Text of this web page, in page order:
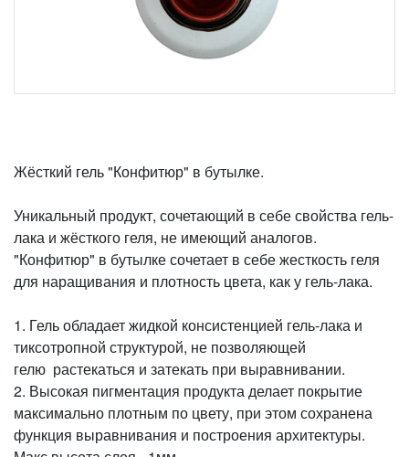
Жёсткий гель "Конфитюр" в бутылке.
Уникальный продукт, сочетающий в себе свойства гель-
лака и жёсткого геля, не имеющий аналогов.
"Конфитюр" в бутылке сочетает в себе жесткость геля
для наращивания и плотность цвета, как у гель-лака.
1. Гель обладает жидкой консистенцией гель-лака и
тиксотропной структурой, не позволяющей
гелю растекаться и затекать при выравнивании.
2. Высокая пигментация продукта делает покрытие
максимально плотным по цвету, при этом сохранена
функция выравнивания и построения архитектуры.